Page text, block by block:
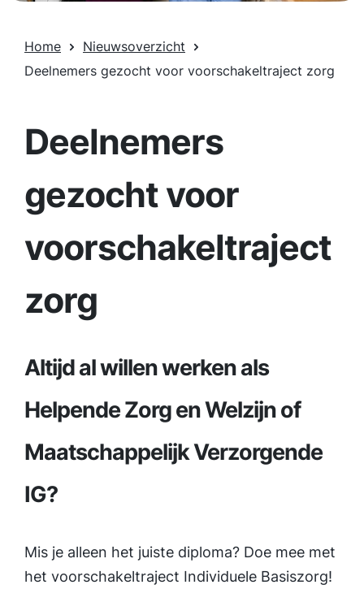
Home
Nieuwsoverzicht
Deelnemers gezocht voor voorschakeltraject zorg
Deelnemers
gezocht voor
voorschakeltraject
zorg
Altijd al willen werken als
Helpende Zorg en Welzijn of
Maatschappelijk Verzorgende
IG?
Mis je alleen het juiste diploma? Doe mee met
het voorschakeltraject Individuele Basiszorg!